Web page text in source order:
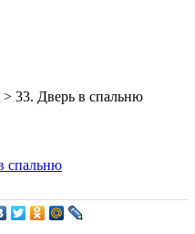
> 33. Дверь в спальню